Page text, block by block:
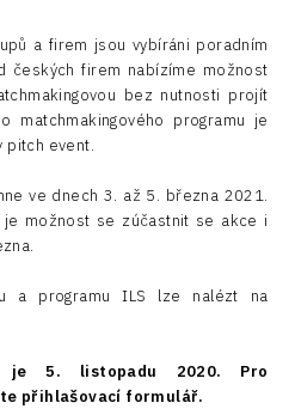
a firem jsou vybíráni poradním
českých firem nabízíme možnost
bez nutnosti projít
matchmakingového programu je
pitch event.
ve dnech 3. až 5. března 2021.
možnost se zúčastnit se akce i
a programu ILS lze nalézt na
je 5. listopadu 2020. Pro
přihlašovací formulář.